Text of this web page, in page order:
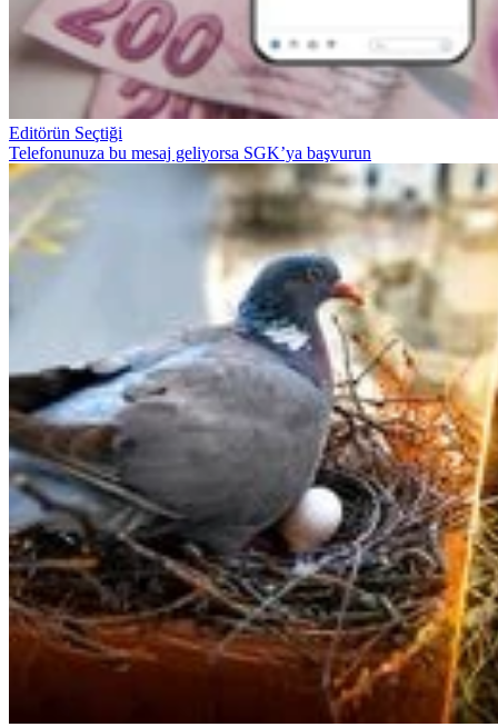
Editörün Seçtiği
Telefonunuza bu mesaj geliyorsa SGK’ya başvurun